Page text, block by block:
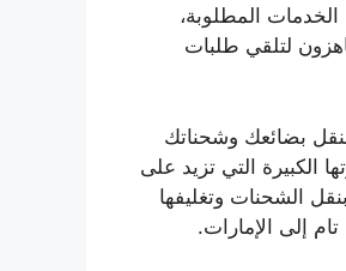
المطلوبة،
لتلقي طلبات
بضائعك وشحناتك
التي تزيد على
الشحنات وتغليفها
إلى الإمارات.